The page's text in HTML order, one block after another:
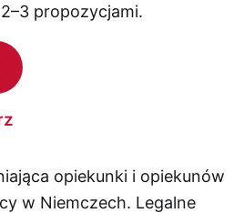
propozycjami.
opiekunki i opiekunów
w Niemczech. Legalne